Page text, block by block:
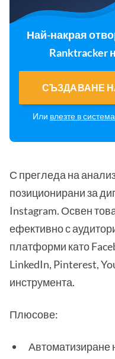
Най-накрая
Ranktracker
СЪЗДАВАНЕ
Или влезте в
С прегледа на
позиционирани за
Instagram. Освен
ефективно с
платформи като
LinkedIn, Pinterest,
инструмента.
Плюсове:
Автоматизиране